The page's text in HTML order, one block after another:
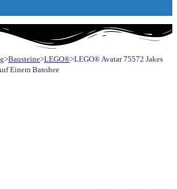
>Bausteine>LEGO®>LEGO® Avatar 75572 Jakes
Einem Banshee